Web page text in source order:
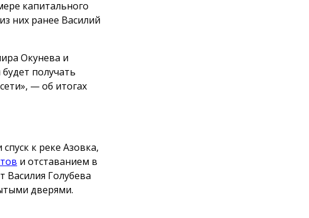
капитального
них ранее Василий
Окунева и
получать
— об итогах
к реке Азовка,
и отставанием в
Василия Голубева
дверями.